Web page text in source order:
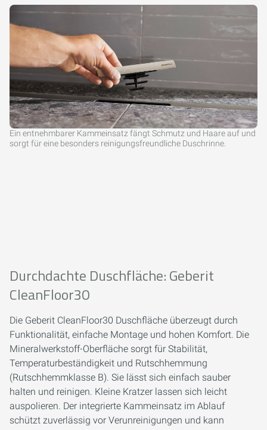
Ein entnehmbarer Kammeinsatz fängt Schmutz und Haare auf und
sorgt für eine besonders reinigungsfreundliche Duschrinne.
Durchdachte Duschfläche: Geberit
CleanFloor30
Die Geberit CleanFloor30 Duschfläche überzeugt durch
Funktionalität, einfache Montage und hohen Komfort. Die
Mineralwerkstoff-Oberfläche sorgt für Stabilität,
Temperaturbeständigkeit und Rutschhemmung
(Rutschhemmklasse B). Sie lässt sich einfach sauber
halten und reinigen. Kleine Kratzer lassen sich leicht
auspolieren. Der integrierte Kammeinsatz im Ablauf
schützt zuverlässig vor Verunreinigungen und kann